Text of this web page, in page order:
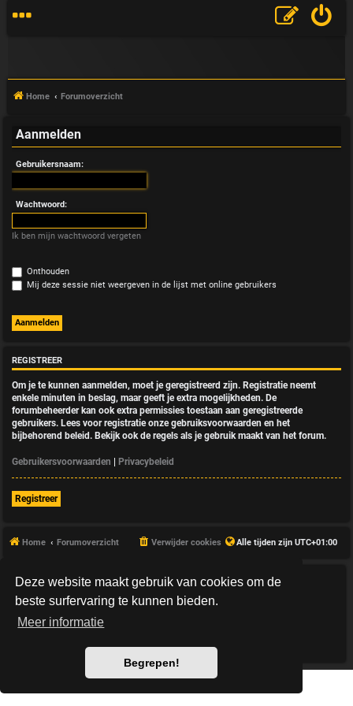
Deze website maakt gebruik van cookies om de
beste surfervaring te kunnen bieden.
Meer informatie
Begrepen!
V
&
A
Home Forumoverzicht
Aanmelden
Gebruikersnaam:
Wachtwoord:
Ik ben mijn wachtwoord vergeten
Onthouden
Mij deze sessie niet weergeven in de lijst met online gebruikers
REGISTREER
Om je te kunnen aanmelden, moet je geregistreerd zijn. Registratie neemt
enkele minuten in beslag, maar geeft je extra mogelijkheden. De
forumbeheerder kan ook extra permissies toestaan aan geregistreerde
gebruikers. Lees voor registratie onze gebruiksvoorwaarden en het
bijbehorend beleid. Bekijk ook de regels als je gebruik maakt van het forum.
Gebruikersvoorwaarden | Privacybeleid
Registreer
Home Forumoverzicht Alle tijden zijn UTC+01:00
Verwijder cookies
*HexagonReborn style byMannixMD
Style Version: 3.2.10
Powered by
Privacy|Gebruikersvoorwaarden